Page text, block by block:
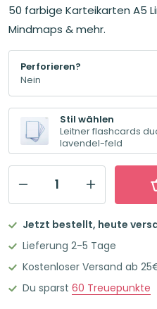
50 farbige Karteikarten A5
Mindmaps & mehr.
Perforieren?
Stil wählen
Leitner flashcards
lavendel-feld
DUO
Karteikarten
A5
Liniert
Jetzt bestellt, heute
Lieferung 2-5 Tage
Kostenloser Versand ab
Du sparst 60 Treuepunkte